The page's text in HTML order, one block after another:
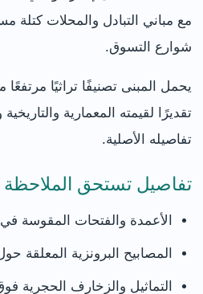
مع مباني التبادل والمحلات كتلة
شوارع التسوق.
يحمل المبنى تصنيفًا تراثيًا مرتفعًا
تقديرًا لقيمته المعمارية
تفاصيله الأصلية.
تفاصيل تستحق الملاحظة
الأعمدة والفتحات المقوسة في
المصابيح البرونزية المعلقة
التماثيل والزخارف الحجرية